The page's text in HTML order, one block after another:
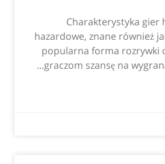
Charakterystyka gier
hazardowe, znane również
popularna forma rozrywki
graczom szansę na